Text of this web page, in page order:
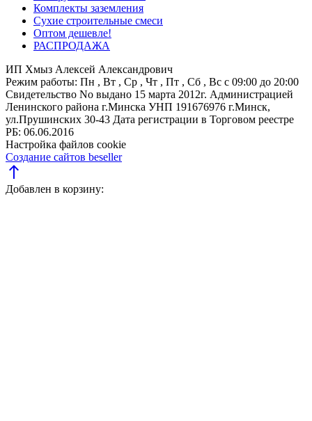
Комплекты заземления
Сухие строительные смеси
Оптом дешевле!
РАСПРОДАЖА
ИП Хмыз Алексей Александрович
Режим работы: Пн , Вт , Ср , Чт , Пт , Сб , Вс c 09:00 до 20:00
Свидетельство No выдано 15 марта 2012г. Администрацией
Ленинского района г.Минска УНП 191676976 г.Минск,
ул.Прушинских 30-43 Дата регистрации в Торговом реестре
РБ: 06.06.2016
Настройка файлов cookie
Создание сайтов beseller
north
Добавлен в корзину: